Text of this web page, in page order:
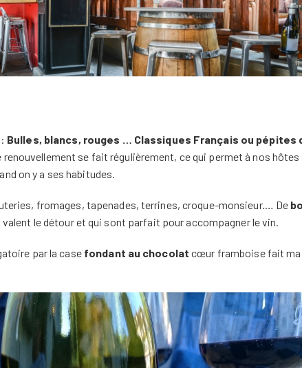
: Bulles, blancs, rouges … Classiques Français ou pépites
renouvellement se fait régulièrement, ce qui permet à nos hôtes
on y a ses habitudes.
fromages, tapenades, terrines, croque-monsieur.… De
le détour et qui sont parfait pour accompagner le vin.
par la case fondant au chocolat cœur framboise fait